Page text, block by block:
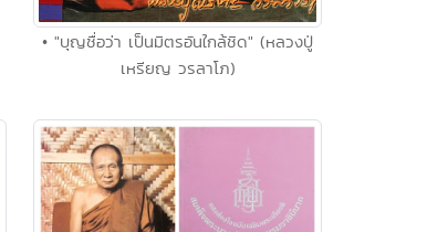
• "บุญชื่อว่า เป็นมิตรอันใกล้ชิด" (หลวงปู่
เหรียญ วรลาโภ)